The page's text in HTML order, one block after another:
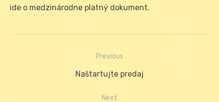
ide o medzinárodne platný dokument.
Navigácia
Previous
Previous
Naštartujte predaj
Next